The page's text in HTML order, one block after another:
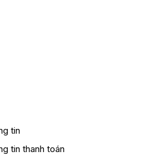
tin
tin thanh toán